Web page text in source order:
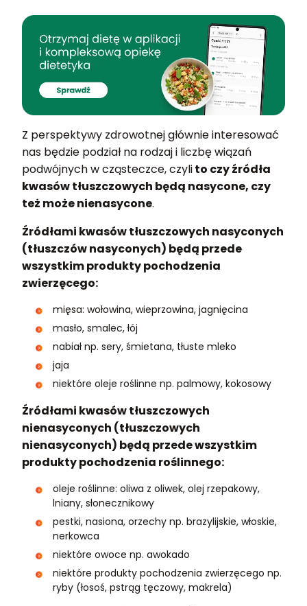
Z perspektywy zdrowotnej głównie interesować
nas będzie podział na rodzaj i liczbę wiązań
podwójnych w cząsteczce, czylito czy źródła
kwasów tłuszczowych będą nasycone, czy
też może nienasycone.
Źródłami kwasów tłuszczowych nasyconych
(tłuszczów nasyconych) będą przede
wszystkim produkty pochodzenia
zwierzęcego:
mięsa: wołowina, wieprzowina, jagnięcina
masło, smalec, łój
nabiał np. sery, śmietana, tłuste mleko
jaja
niektóre oleje roślinne np. palmowy, kokosowy
Źródłami kwasów tłuszczowych
nienasyconych (tłuszczowych
nienasyconych) będą przede wszystkim
produkty pochodzenia roślinnego:
oleje roślinne: oliwa z oliwek, olej rzepakowy,
lniany, słonecznikowy
pestki, nasiona, orzechy np. brazylijskie, włoskie,
nerkowca
niektóre owoce np. awokado
niektóre produkty pochodzenia zwierzęcego np.
ryby (łosoś, pstrąg tęczowy, makrela)